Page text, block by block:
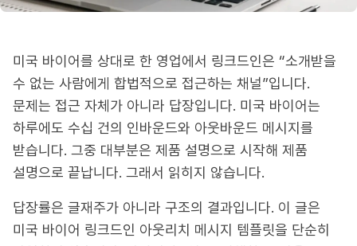
미국 바이어를 상대로 한 영업에서 링크드인은 “소개받을
수 없는 사람에게 합법적으로 접근하는 채널”입니다.
문제는 접근 자체가 아니라 답장입니다. 미국 바이어는
하루에도 수십 건의 인바운드와 아웃바운드 메시지를
받습니다. 그중 대부분은 제품 설명으로 시작해 제품
설명으로 끝납니다. 그래서 읽히지 않습니다.
답장률은 글재주가 아니라 구조의 결과입니다. 이 글은
미국 바이어 링크드인 아웃리치 메시지 템플릿을 단순히